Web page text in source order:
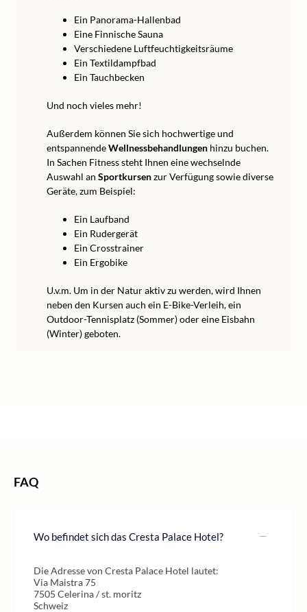
Ein Panorama-Hallenbad
Eine Finnische Sauna
Verschiedene Luftfeuchtigkeitsräume
Ein Textildampfbad
Ein Tauchbecken
Und noch vieles mehr!
Außerdem können Sie sich hochwertige und
entspannendeWellnessbehandlungen hinzu buchen.
In Sachen Fitness steht Ihnen eine wechselnde
Auswahl an Sportkursenzur Verfügung sowie diverse
Geräte, zum Beispiel:
Ein Laufband
Ein Rudergerät
Ein Crosstrainer
Ein Ergobike
U.v.m. Um in der Natur aktiv zu werden, wird Ihnen
neben den Kursen auch ein E-Bike-Verleih, ein
Outdoor-Tennisplatz (Sommer) oder eine Eisbahn
(Winter) geboten.
FAQ
Wo befindet sich das Cresta Palace Hotel?
Die Adresse von Cresta Palace Hotel lautet:
Via Maistra 75
7505 Celerina / st. moritz
Schweiz